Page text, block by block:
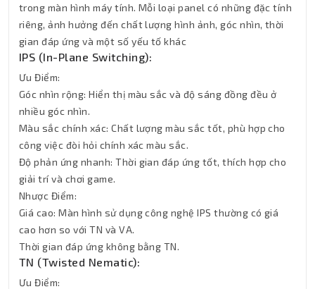
trong màn hình máy tính. Mỗi loại panel có những đặc tính
riêng, ảnh hưởng đến chất lượng hình ảnh, góc nhìn, thời
gian đáp ứng và một số yếu tố khác
IPS (In-Plane Switching):
Ưu Điểm:
Góc nhìn rộng: Hiển thị màu sắc và độ sáng đồng đều ở
nhiều góc nhìn.
Màu sắc chính xác: Chất lượng màu sắc tốt, phù hợp cho
công việc đòi hỏi chính xác màu sắc.
Độ phản ứng nhanh: Thời gian đáp ứng tốt, thích hợp cho
giải trí và chơi game.
Nhược Điểm:
Giá cao: Màn hình sử dụng công nghệ IPS thường có giá
cao hơn so với TN và VA.
Thời gian đáp ứng không bằng TN.
TN (Twisted Nematic):
Ưu Điểm: